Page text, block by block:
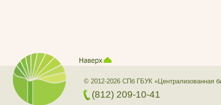
© 2012-2026 СПб ГБУК «Централизованная
(812) 209-10-41